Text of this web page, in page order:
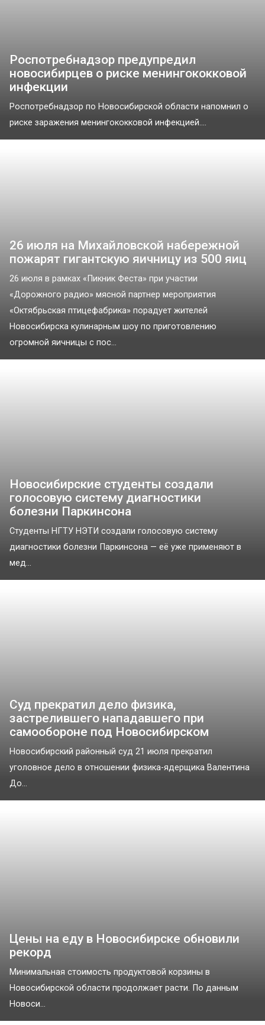
Роспотребнадзор предупредил
новосибирцев о риске менингококковой
инфекции
Роспотребнадзор по Новосибирской области напомнил о
риске заражения менингококковой инфекцией....
26 июля на Михайловской набережной
пожарят гигантскую яичницу из 500 яиц
26 июля в рамках «Пикник Феста» при участии
«Дорожного радио» мясной партнер мероприятия
«Октябрьская птицефабрика» порадует жителей
Новосибирска кулинарным шоу по приготовлению
огромной яичницы с пос...
Новосибирские студенты создали
голосовую систему диагностики
болезни Паркинсона
Студенты НГТУ НЭТИ создали голосовую систему
диагностики болезни Паркинсона — её уже применяют в
мед...
Суд прекратил дело физика,
застрелившего нападавшего при
самообороне под Новосибирском
Новосибирский районный суд 21 июля прекратил
уголовное дело в отношении физика-ядерщика Валентина
До...
Цены на еду в Новосибирске обновили
рекорд
Минимальная стоимость продуктовой корзины в
Новосибирской области продолжает расти. По данным
Новоси...